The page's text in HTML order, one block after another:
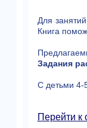
Для
Книга
Задания
С детьми 4-
Перейти к